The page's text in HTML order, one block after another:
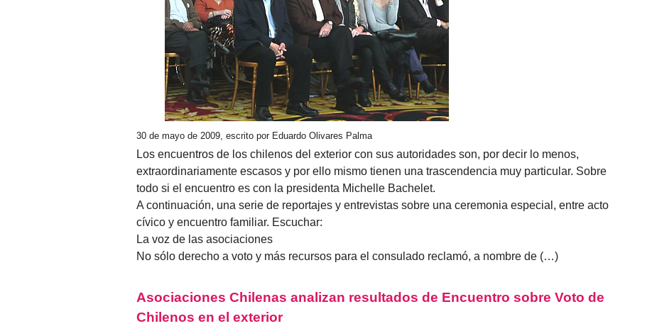
30 de mayo de 2009, escrito por Eduardo Olivares Palma
Los encuentros de los chilenos del exterior con sus autoridades son, por decir lo menos,
extraordinariamente escasos y por ello mismo tienen una trascendencia muy particular. Sobre
todo si el encuentro es con la presidenta Michelle Bachelet.
A continuación, una serie de reportajes y entrevistas sobre una ceremonia especial, entre acto
cívico y encuentro familiar. Escuchar:
La voz de las asociaciones
No sólo derecho a voto y más recursos para el consulado reclamó, a nombre de (…)
Asociaciones Chilenas analizan resultados de Encuentro sobre Voto de
Chilenos en el exterior